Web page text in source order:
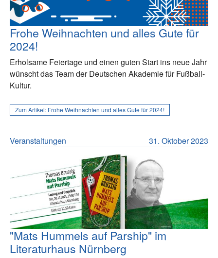
Frohe Weihnachten und alles Gute für
2024!
Erholsame Feiertage und einen guten Start ins neue Jahr
wünscht das Team der Deutschen Akademie für Fußball-
Kultur.
Zum Artikel: Frohe Weihnachten und alles Gute für 2024!
31. Oktober 2023
Veranstaltungen
"Mats Hummels auf Parship" im
Literaturhaus Nürnberg